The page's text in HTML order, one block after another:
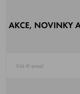
AKCE, NOVINKY